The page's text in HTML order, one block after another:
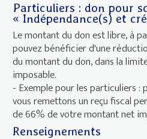
Particuliers : don pour
« Indépendance(s) et
Le montant du don est libre, à
pouvez bénéficier d'une
du montant du don, dans la
imposable.
- Exemple pour les particuliers :
vous remettons un reçu fiscal
de 66% de votre montant net
Renseignements